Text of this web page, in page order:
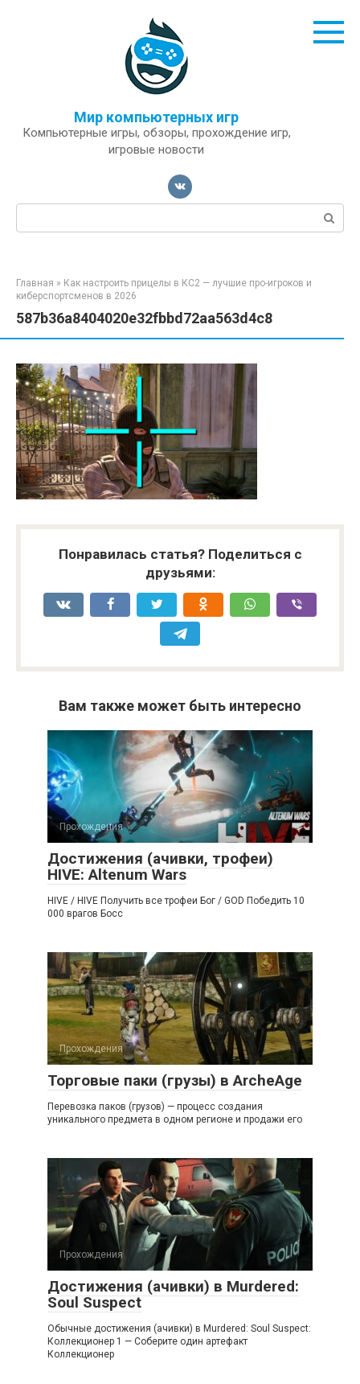
Мир компьютерных игр
Компьютерные игры, обзоры, прохождение игр,
игровые новости
Поиск:
Главная » Как настроить прицелы в КС2 — лучшие про-игроков и
киберспортсменов в 2026
587b36a8404020e32fbbd72aa563d4c8
Понравилась статья? Поделиться с
друзьями:
Вам также может быть интересно
Прохождения
Достижения (ачивки, трофеи)
HIVE: Altenum Wars
HIVE / HIVE Получить все трофеи Бог / GOD Победить 10
000 врагов Босс
Прохождения
Торговые паки (грузы) в ArcheAge
Перевозка паков (грузов) — процесс создания
уникального предмета в одном регионе и продажи его
Прохождения
Достижения (ачивки) в Murdered:
Soul Suspect
Обычные достижения (ачивки) в Murdered: Soul Suspect:
Коллекционер 1 — Соберите один артефакт
Коллекционер